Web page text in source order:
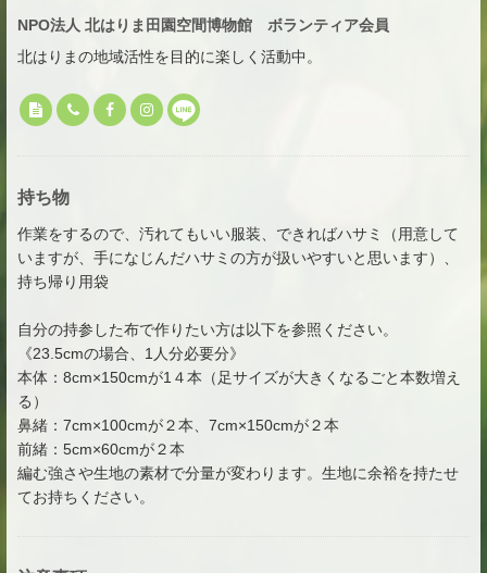
NPO法人 北はりま田園空間博物館 ボランティア会員
北はりまの地域活性を目的に楽しく活動中。
持ち物
作業をするので、汚れてもいい服装、できればハサミ（用意して
いますが、手になじんだハサミの方が扱いやすいと思います）、
持ち帰り用袋
自分の持参した布で作りたい方は以下を参照ください。
《23.5cmの場合、1人分必要分》
本体：8cm×150cmが1４本（足サイズが大きくなるごと本数増え
る）
鼻緒：7cm×100cmが２本、7cm×150cmが２本
前緒：5cm×60cmが２本
編む強さや生地の素材で分量が変わります。生地に余裕を持たせ
てお持ちください。